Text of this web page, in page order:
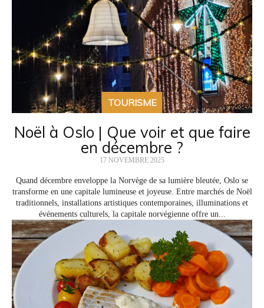
TOURISME
Noël à Oslo | Que voir et que faire
en décembre ?
17 NOVEMBRE 2025
Quand décembre enveloppe la Norvège de sa lumière bleutée, Oslo se
transforme en une capitale lumineuse et joyeuse. Entre marchés de Noël
traditionnels, installations artistiques contemporaines, illuminations et
événements culturels, la capitale norvégienne offre un...